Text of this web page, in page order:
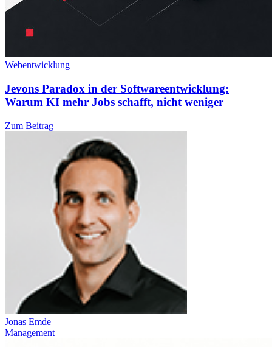
Webentwicklung
Jevons Paradox in der Softwareentwicklung:
Warum KI mehr Jobs schafft, nicht weniger
Zum Beitrag
Jonas Emde
Management